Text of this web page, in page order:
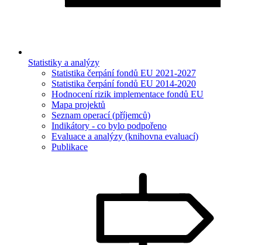
Statistiky a analýzy
Statistika čerpání fondů EU 2021-2027
Statistika čerpání fondů EU 2014-2020
Hodnocení rizik implementace fondů EU
Mapa projektů
Seznam operací (příjemců)
Indikátory - co bylo podpořeno
Evaluace a analýzy (knihovna evaluací)
Publikace